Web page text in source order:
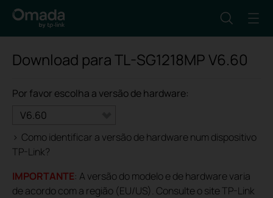
Download paraTL-SG1218MPV6.60
Por favor escolha a versão de hardware:
V6.60
> Como identificar a versão de hardware num dispositivo
TP-Link?
IMPORTANTE: A versão do modelo e de hardware varia
de acordo com a região (EU/US). Consulte o site TP-Link